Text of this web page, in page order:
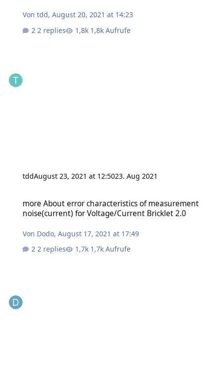
Vontdd,August 20, 2021 at 14:23
2 replies
1,8k Aufrufe
tddAugust 23, 2021 at 12:5023. Aug 2021
more About error characteristics of measurement
noise(current) for Voltage/Current Bricklet 2.0
Von Dodo,August 17, 2021 at 17:49
2 replies
1,7k Aufrufe